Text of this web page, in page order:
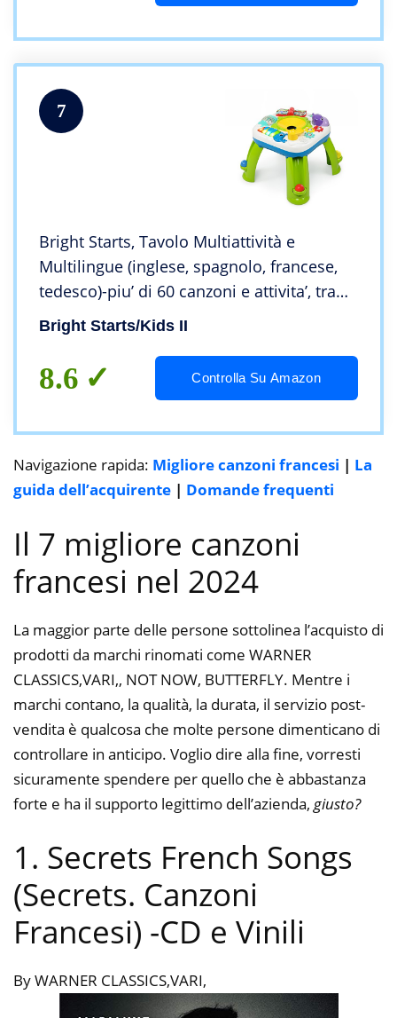
7
Bright Starts, Tavolo Multiattività e
Multilingue (inglese, spagnolo, francese,
tedesco)-piu’ di 60 canzoni e attivita’, tra
cui: tastiera musicale, 6 palline colorate
Bright Starts/Kids II
8.6 Controlla Su Amazon
Navigazione rapida: Migliore canzoni francesi | La
guida dell’acquirente | Domande frequenti
Il 7 migliore canzoni
francesi nel 2024
La maggior parte delle persone sottolinea l’acquisto di
prodotti da marchi rinomati come WARNER
CLASSICS,VARI,, NOT NOW, BUTTERFLY. Mentre i
marchi contano, la qualità, la durata, il servizio post-
vendita è qualcosa che molte persone dimenticano di
controllare in anticipo. Voglio dire alla fine, vorresti
sicuramente spendere per quello che è abbastanza
forte e ha il supporto legittimo dell’azienda, giusto?
1. Secrets French Songs
(Secrets. Canzoni
Francesi) -CD e Vinili
By WARNER CLASSICS,VARI,